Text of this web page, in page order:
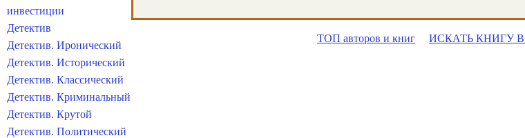
ТОП авторов и книг ИСКАТЬ КНИГУ
инвестиции
Детектив
Детектив. Иронический
Детектив. Исторический
Детектив. Классический
Детектив. Криминальный
Детектив. Крутой
Детектив. Политический